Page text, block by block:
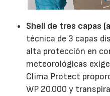
Shell de tres capas
técnica de 3 capas
alta protección en
meteorológicas
Clima Protect
WP 20.000 y